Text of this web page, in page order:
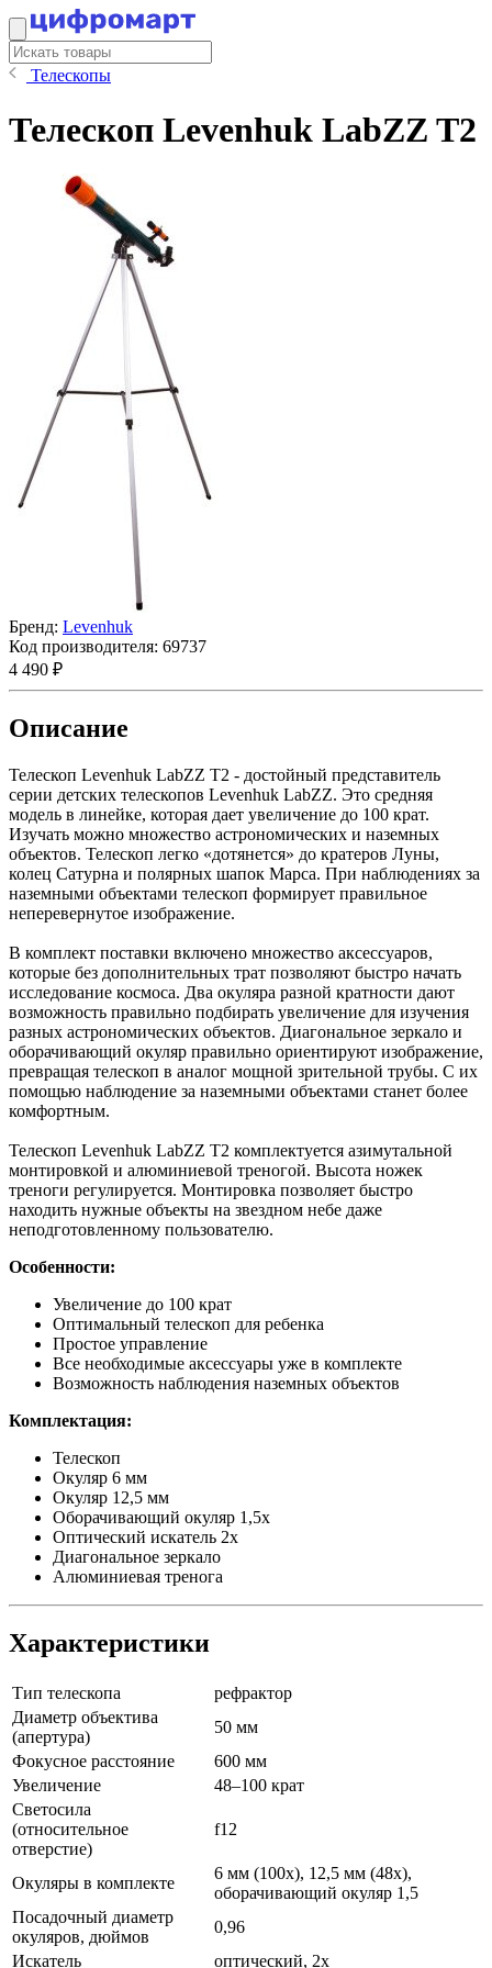
Телескопы
Телескоп Levenhuk LabZZ T2
Бренд: Levenhuk
Код производителя: 69737
4 490 ₽
Описание
Телескоп Levenhuk LabZZ T2 - достойный представитель
серии детских телескопов Levenhuk LabZZ. Это средняя
модель в линейке, которая дает увеличение до 100 крат.
Изучать можно множество астрономических и наземных
объектов. Телескоп легко «дотянется» до кратеров Луны,
колец Сатурна и полярных шапок Марса. При наблюдениях за
наземными объектами телескоп формирует правильное
неперевернутое изображение.
В комплект поставки включено множество аксессуаров,
которые без дополнительных трат позволяют быстро начать
исследование космоса. Два окуляра разной кратности дают
возможность правильно подбирать увеличение для изучения
разных астрономических объектов. Диагональное зеркало и
оборачивающий окуляр правильно ориентируют изображение,
превращая телескоп в аналог мощной зрительной трубы. С их
помощью наблюдение за наземными объектами станет более
комфортным.
Телескоп Levenhuk LabZZ T2 комплектуется азимутальной
монтировкой и алюминиевой треногой. Высота ножек
треноги регулируется. Монтировка позволяет быстро
находить нужные объекты на звездном небе даже
неподготовленному пользователю.
Особенности:
Увеличение до 100 крат
Оптимальный телескоп для ребенка
Простое управление
Все необходимые аксессуары уже в комплекте
Возможность наблюдения наземных объектов
Комплектация:
Телескоп
Окуляр 6 мм
Окуляр 12,5 мм
Оборачивающий окуляр 1,5х
Оптический искатель 2х
Диагональное зеркало
Алюминиевая тренога
Характеристики
Тип телескопа
рефрактор
Диаметр объектива
(апертура)
50 мм
Фокусное расстояние
600 мм
Увеличение
48–100 крат
Светосила
(относительное
отверстие)
f12
Окуляры в комплекте
6 мм (100х), 12,5 мм (48х),
оборачивающий окуляр 1,5
Посадочный диаметр
окуляров, дюймов
0,96
Искатель
оптический, 2х